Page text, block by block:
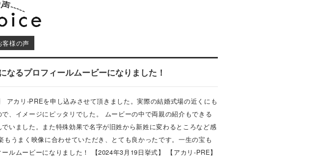
詳しくはコチラをご参照ください。
様の声
なるプロフィールムービーになりました！
アカリ-PREを申し込みさせて頂きました。実際の結婚式場の近くにも
、イメージにピッタリでした。 ムービーの中で両親の紹介もできる
いました。また特殊効果で名字が旧姓から新姓に変わるところなど感
もうまく映像に合わせていただき、とても良かったです。一生の宝も
ルムービーになりました！ 【2024年3月19日挙式】 【アカリ-PRE】